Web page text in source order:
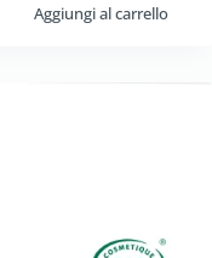
Aggiungi al carrello